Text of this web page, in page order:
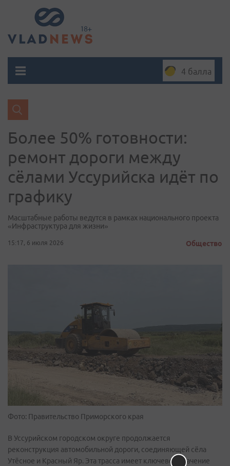
4 балла
Более 50% готовности:
ремонт дороги между
сёлами Уссурийска идёт по
графику
Масштабные работы ведутся в рамках национального проекта
«Инфраструктура для жизни»
15:17, 6 июля 2026 Общество
Фото: Правительство Приморского края
В Уссурийском городском округе продолжается
реконструкция автомобильной дороги, соединяющей сёла
Утёсное и Красный Яр. Эта трасса имеет ключевое значение